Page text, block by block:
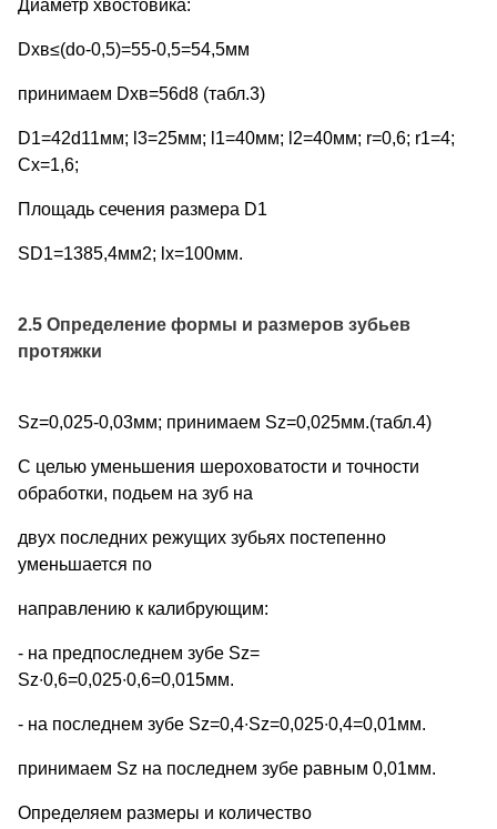
Диаметр хвостовика:
Dхв≤(do-0,5)=55-0,5=54,5мм
принимаем Dхв=56d8 (табл.3)
D1=42d11мм; l3=25мм; l1=40мм; l2=40мм; r=0,6; r1=4;
Cx=1,6;
Площадь сечения размера D1
SD1=1385,4мм2; lx=100мм.
2.5 Определение формы и размеров зубьев
протяжки
Sz=0,025-0,03мм; принимаем Sz=0,025мм.(табл.4)
С целью уменьшения шероховатости и точности
обработки, подьем на зуб на
двух последних режущих зубьях постепенно
уменьшается по
направлению к калибрующим:
- на предпоследнем зубе Sz=
Sz∙0,6=0,025∙0,6=0,015мм.
- на последнем зубе Sz=0,4∙Sz=0,025∙0,4=0,01мм.
принимаем Sz на последнем зубе равным 0,01мм.
Определяем размеры и количество